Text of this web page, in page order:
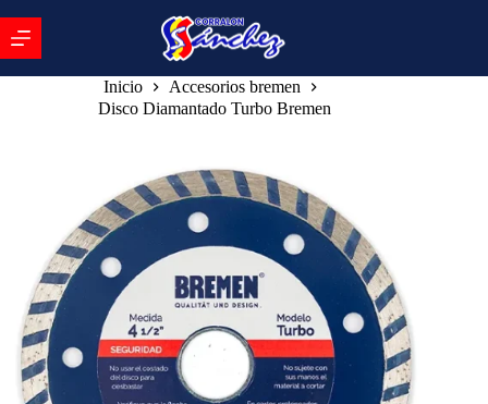
Inicio
Accesorios bremen
Disco Diamantado Turbo Bremen